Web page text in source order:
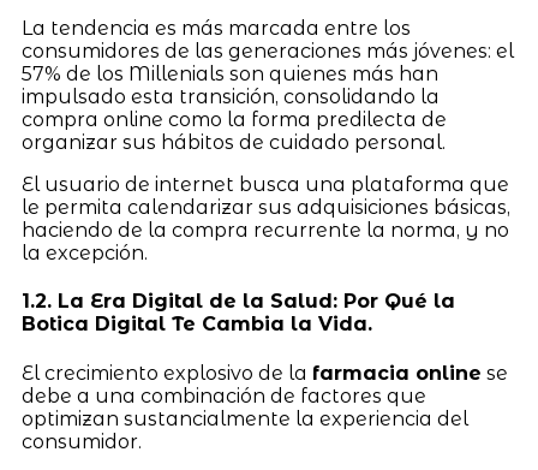
La tendencia es más marcada entre los
consumidores de las generaciones más jóvenes: el
57% de los Millenials son quienes más han
impulsado esta transición, consolidando la
compra online como la forma predilecta de
organizar sus hábitos de cuidado personal.
El usuario de internet busca una plataforma que
le permita calendarizar sus adquisiciones básicas,
haciendo de la compra recurrente la norma, y no
la excepción.
1.2. La Era Digital de la Salud: Por Qué la
Botica Digital Te Cambia la Vida.
El crecimiento explosivo de la farmacia online se
debe a una combinación de factores que
optimizan sustancialmente la experiencia del
consumidor.